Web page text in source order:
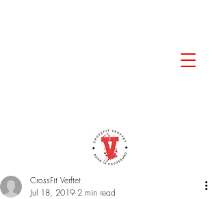
CrossFit Verftet
Jul 18, 2019 2 min read